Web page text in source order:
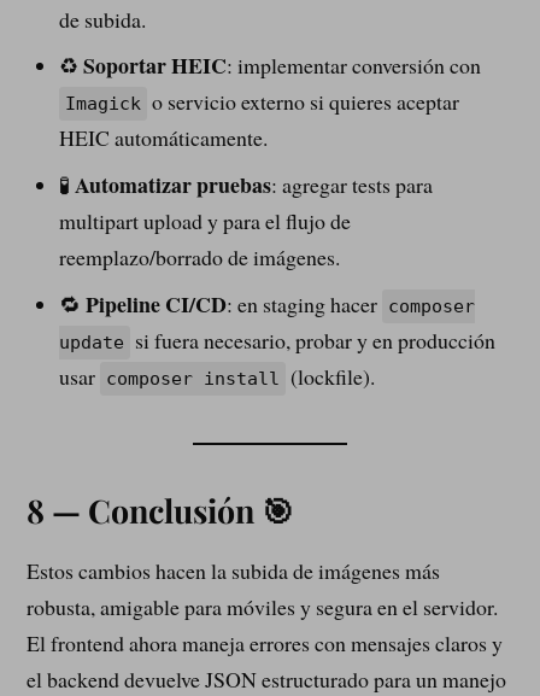
de subida.
♻️Soportar HEIC: implementar conversión con
Imagick o servicio externo si quieres aceptar
HEIC automáticamente.
🧪Automatizar pruebas: agregar tests para
multipart upload y para el flujo de
reemplazo/borrado de imágenes.
🔁Pipeline CI/CD: en staging hacer composer
update
si fuera necesario, probar y en producción
usar composer install (lockfile).
8 — Conclusión 🎯
Estos cambios hacen la subida de imágenes más
robusta, amigable para móviles y segura en el servidor.
El frontend ahora maneja errores con mensajes claros y
el backend devuelve JSON estructurado para un manejo